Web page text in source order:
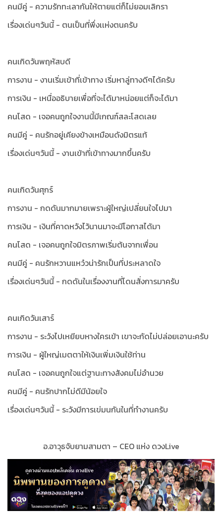
คนมีคู่ - ความรักทะเลากันให้ตายแต่ก็ไม่ยอมเลิกรา
เรื่องเด่นๆวันนี้ - ตนเป็นที่พึ่งเเห่งตนครับ
คนเกิดวันพฤหัสบดี
การงาน - งานเริ่มเข้าที่เข้าทาง เริ่มหาลู่ทางดีๆได้ครับ
การเงิน - เหนื่ออธิบายเพื่อที่จะได้มาหน่อยแต่ก็จะได้มา
คนโสด - เจอคนถูกใจงานนี้มีเกณฑ์สละโสดเลย
คนมีคู่ - คนรักอยู่เคียงข้างเหมือนดังมิตรแท้
เรื่องเด่นๆวันนี้ - งานเข้าที่เข้าทางมากขึ้นครับ
คนเกิดวันศุกร์
การงาน - กดดันมากมายเพราะผู้ใหญ่เปลี่ยนใจไปมา
การเงิน - เงินที่คาดหวังไว้นานมาจะมีโอกาสได้มา
คนโสด - เจอคนถูกใจมิตรภาพเริ่มต้นจากเพื่อน
คนมีคู่ - คนรักหวานแหว๋วน่ารักเป็นที่ประหลาดใจ
เรื่องเด่นๆวันนี้ - กดดันในเรื่องงานที่โดนสั่งการมาครับ
คนเกิดวันเสาร์
การงาน - ระวังไปเหยียบหางใครเข้า เขาจะกัดไม่ปล่อยเอานะครับ
การเงิน - ผู้ใหญ่เมตตาให้เงินเพิ่มเงินใช้ท่าน
คนโสด - เจอคนถูกใจแต่ฐานะทางสังคมไม่อำนวย
คนมีคู่ - คนรักปากไม่ดีมีน้อยใจ
เรื่องเด่นๆวันนี้ - ระวังมีการเข่มนกันในที่ทำงานครับ
อ.อาวุธจับยามสามตา – CEO แห่ง ดวงLive